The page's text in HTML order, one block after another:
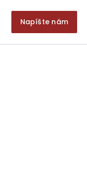
Napíšte nám